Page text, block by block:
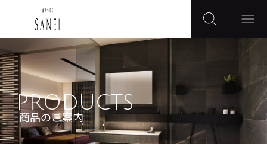
PRODUCTS
商品のご案内